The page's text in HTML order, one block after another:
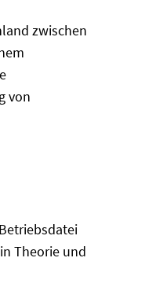
zwischen
von
Theorie und